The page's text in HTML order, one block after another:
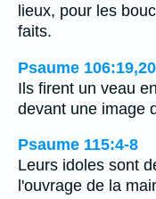
lieux, pour les
faits.
Psaume 106:19,20
Ils firent un veau
devant une image
Psaume 115:4-8
Leurs idoles sont
l'ouvrage de la